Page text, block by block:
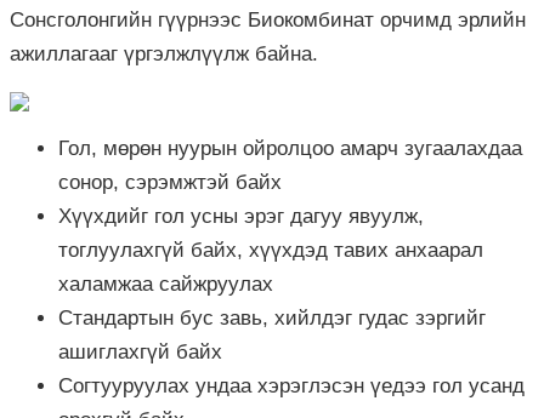
Сонсголонгийн гүүрнээс Биокомбинат орчимд эрлийн
ажиллагааг үргэлжлүүлж байна.
Гол, мөрөн нуурын ойролцоо амарч зугаалахдаа
сонор, сэрэмжтэй байх
Хүүхдийг гол усны эрэг дагуу явуулж,
тоглуулахгүй байх, хүүхдэд тавих анхаарал
халамжаа сайжруулах
Стандартын бус завь, хийлдэг гудас зэргийг
ашиглахгүй байх
Согтууруулах ундаа хэрэглэсэн үедээ гол усанд